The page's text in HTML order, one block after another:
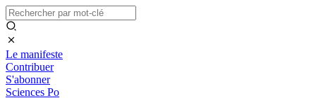
Le manifeste
Contribuer
S'abonner
Sciences Po